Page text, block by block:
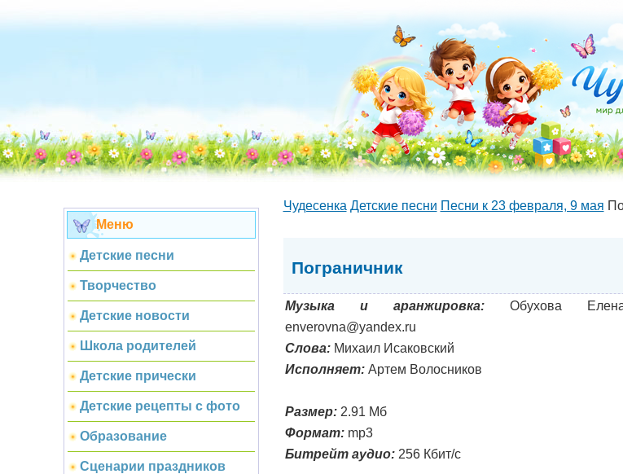
Меню
Детские песни
Творчество
Детские новости
Школа родителей
Детские прически
Детские рецепты с фото
Образование
Сценарии праздников
Чудесенка Детские песни Песни к 23 февраля, 9 мая
Пограничник
Музыка и аранжировка:Обухова
enverovna@yandex.ru
Слова:Михаил Исаковский
Исполняет:Артем Волосников
Размер:2.91 Мб
Формат:mp3
Битрейт аудио:256 Кбит/с